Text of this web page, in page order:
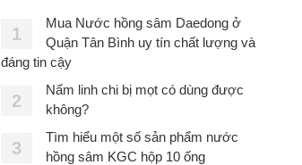
1
Mua Nước hồng sâm Daedong ở
Quận Tân Bình uy tín chất lượng và
đáng tin cậy
2
Nấm linh chi bị mọt có dùng được
không?
3
Tìm hiểu một số sản phẩm nước
hồng sâm KGC hộp 10 ống